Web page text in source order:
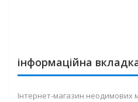
інформаційна
Інтернет-магазин неодимових